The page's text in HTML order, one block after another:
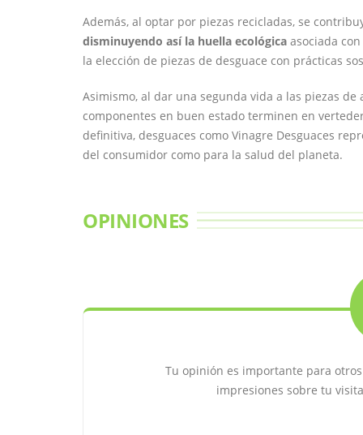
Además, al optar por piezas recicladas, se
disminuyendo así la huella ecológica asociada
la elección de piezas de desguace con prácticas
Asimismo, al dar una segunda vida a las piezas de
componentes en buen estado terminen en
definitiva, desguaces como Vinagre Desguaces
del consumidor como para la salud del planeta.
OPINIONES
Tu opinión es importante para
impresiones sobre tu